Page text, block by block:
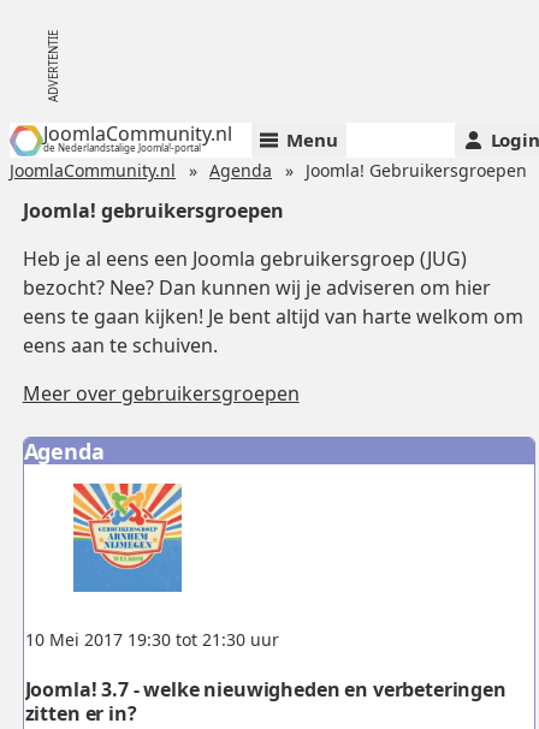
JoomlaCommunity.nl
de Nederlandstalige Joomla!-portal Menu Login
JoomlaCommunity.nl Agenda Joomla! Gebruikersgroepen
Joomla! gebruikersgroepen
Heb je al eens een Joomla gebruikersgroep (JUG)
bezocht? Nee? Dan kunnen wij je adviseren om hier
eens te gaan kijken! Je bent altijd van harte welkom om
eens aan te schuiven.
Meer over gebruikersgroepen
Agenda
10 Mei 2017 19:30 tot 21:30 uur
Joomla! 3.7 - welke nieuwigheden en verbeteringen
zitten er in?